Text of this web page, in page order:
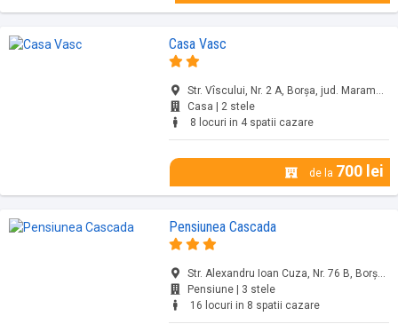
Casa Vasc
Str. Vîscului, Nr. 2 A, Borșa, jud. Maramureș
Casa | 2 stele
8 locuri in 4 spatii cazare
de la 700 lei
Pensiunea Cascada
Str. Alexandru Ioan Cuza, Nr. 76 B, Borșa, jud. Maramureș
Pensiune | 3 stele
16 locuri in 8 spatii cazare